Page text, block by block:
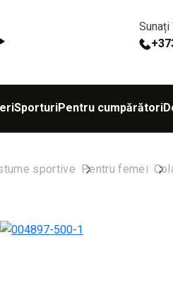
Sunați
SporturiPentru cumpărători
sportive Pentru femei